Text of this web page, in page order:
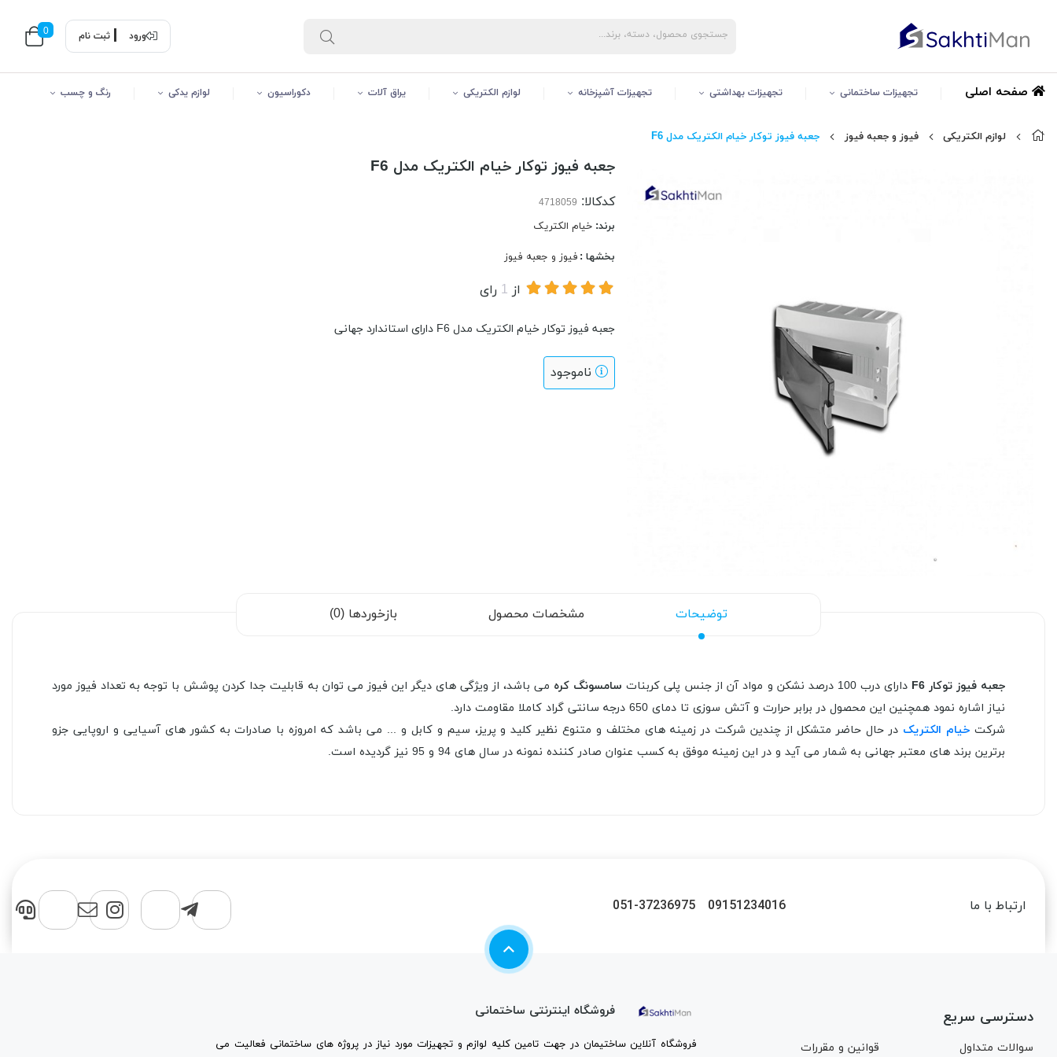
ورود ثبت نام 0
صفحه اصلی تجهیزات ساختمانی تجهیزات بهداشتی تجهیزات آشپزخانه لوازم الکتریکی یراق آلات دکوراسیون لوازم یدکی رنگ و چسب
لوازم الکتریکی فیوز و جعبه فیوز جعبه فیوز توکار خیام الکتریک مدل F6
جعبه فیوز توکار خیام الکتریک مدل F6
کدکالا:
برند:خیام الکتریک
بخشها : فیوز و جعبه فیوز
از 1 رای
جعبه فیوز توکار خیام الکتریک مدل F6 دارای استاندارد جهانی
ناموجود
توضیحات مشخصات محصول بازخوردها (0)
جعبه فیوز توکار F6 دارایدرب 100 درصد نشکن و مواد آن از جنس پلی کربنات سامسونگ کره می باشد، از ویژگی های دیگر این فیوز می توان به قابلیت جدا کردن پوشش با توجه به تعداد فیوز مورد
نیاز اشاره نمود همچنین این محصول در برابر حرارت و آتش سوزی تا دمای 650 درجه سانتی گراد کاملا مقاومت دارد.
شرکت خیام الکتریک در حال حاضر متشکل از چندین شرکت در زمینه های مختلف و متنوع نظیر کلید و پریز، سیم و کابل و ... می باشد که امروزه با صادرات به کشور های آسیایی و اروپایی جزو
برترین برند های معتبر جهانی به شمار می آید و در این زمینه موفق به کسب عنوان صادر کننده نمونه در سال های 94 و 95 نیز گردیده است.
ارتباط با ما 09151234016
051-37236975
دسترسی سریع
سوالات متداول قوانین و مقررات
فروشگاه اینترنتی ساختمانی
فروشگاه آنلاین ساختیمان در جهت تامین کلیه لوازم و تجهیزات مورد نیاز در پروژه های ساختمانی فعالیت می